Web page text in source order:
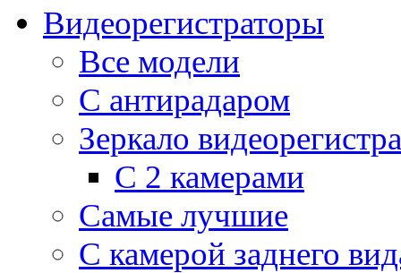
Видеорегистраторы
Все модели
C антирадаром
Зеркало
С 2 камерами
Самые лучшие
С камерой заднего